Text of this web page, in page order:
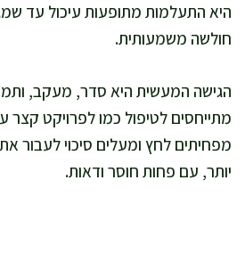
היא התעלמות מתופעות עיכול עד
חולשה משמעותית.
הגישה המעשית היא סדר, מעקב,
מתייחסים לטיפול כמו לפרויקט
מפחיתים לחץ ומעלים סיכוי לעבור
יותר, עם פחות חוסר ודאות.